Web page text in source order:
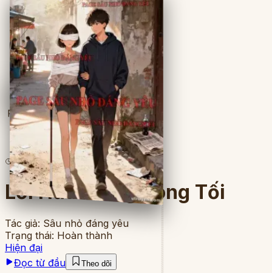
Full
6lượt đọc· 9chương
Lời Hứa Trong Bóng Tối
Tác giả: Sâu nhỏ đáng yêu
Trạng thái: Hoàn thành
Hiện đại
Đọc từ đầu
Theo dõi